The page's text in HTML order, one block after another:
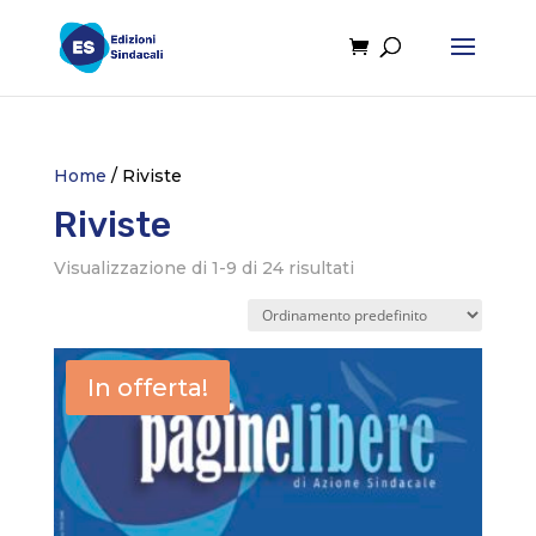
Home / Riviste
Riviste
Visualizzazione di 1-9 di 24 risultati
In offerta!